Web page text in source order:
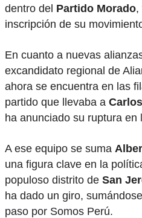
dentro del Partido Morado,
inscripción de su
En cuanto a nuevas
excandidato regional de
ahora se encuentra en las
partido que llevaba a
ha anunciado su ruptura en
A ese equipo se suma
una figura clave en la
populoso distrito de San
ha dado un giro,
paso por Somos Perú.